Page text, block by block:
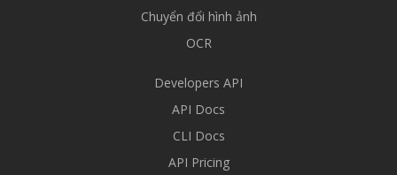
Chuyển đổi hình ảnh
OCR
Developers API
API Docs
CLI Docs
API Pricing